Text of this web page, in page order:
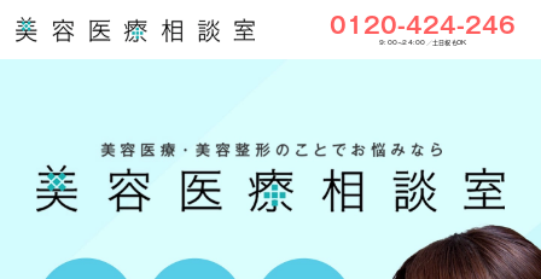
0120-424-246
9:00〜24:00／土日祝もOK